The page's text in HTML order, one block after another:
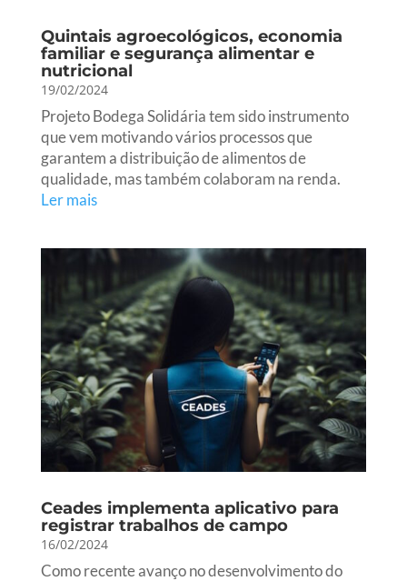
Quintais agroecológicos, economia
familiar e segurança alimentar e
nutricional
19/02/2024
Projeto Bodega Solidária tem sido instrumento
que vem motivando vários processos que
garantem a distribuição de alimentos de
qualidade, mas também colaboram na renda.
Ler mais
Ceades implementa aplicativo para
registrar trabalhos de campo
16/02/2024
Como recente avanço no desenvolvimento do